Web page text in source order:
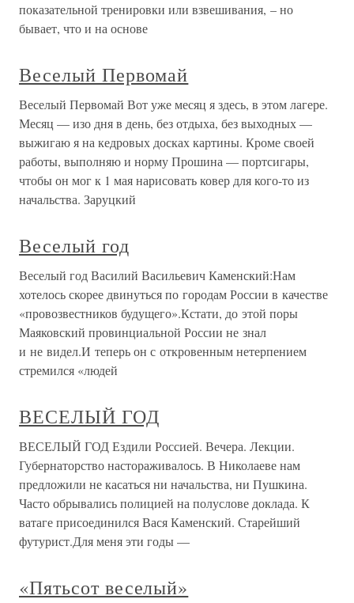
показательной тренировки или взвешивания, – но
бывает, что и на основе
Веселый Первомай
Веселый Первомай Вот уже месяц я здесь, в этом лагере.
Месяц — изо дня в день, без отдыха, без выходных —
выжигаю я на кедровых досках картины. Кроме своей
работы, выполняю и норму Прошина — портсигары,
чтобы он мог к 1 мая нарисовать ковер для кого-то из
начальства. Заруцкий
Веселый год
Веселый год Василий Васильевич Каменский:Нам
хотелось скорее двинуться по городам России в качестве
«провозвестников будущего».Кстати, до этой поры
Маяковский провинциальной России не знал
и не видел.И теперь он с откровенным нетерпением
стремился «людей
ВЕСЕЛЫЙ ГОД
ВЕСЕЛЫЙ ГОД Ездили Россией. Вечера. Лекции.
Губернаторство настораживалось. В Николаеве нам
предложили не касаться ни начальства, ни Пушкина.
Часто обрывались полицией на полуслове доклада. К
ватаге присоединился Вася Каменский. Старейший
футурист.Для меня эти годы —
«Пятьсот веселый»